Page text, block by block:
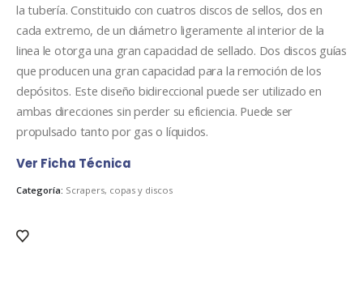
la tubería. Constituido con cuatros discos de sellos, dos en
cada extremo, de un diámetro ligeramente al interior de la
linea le otorga una gran capacidad de sellado. Dos discos guías
que producen una gran capacidad para la remoción de los
depósitos. Este diseño bidireccional puede ser utilizado en
ambas direcciones sin perder su eficiencia. Puede ser
propulsado tanto por gas o líquidos.
Ver Ficha Técnica
Categoría: Scrapers, copas y discos